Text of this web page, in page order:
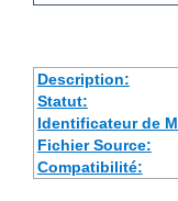
Description:
Statut:
Identificateur de
Fichier Source:
Compatibilité: